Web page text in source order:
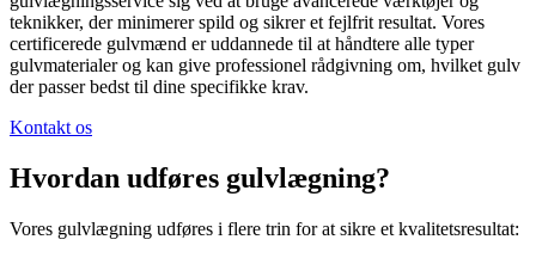
teknikker, der minimerer spild og sikrer et fejlfrit resultat. Vores
certificerede gulvmænd er uddannede til at håndtere alle typer
gulvmaterialer og kan give professionel rådgivning om, hvilket gulv
der passer bedst til dine specifikke krav.
Kontakt os
Hvordan udføres gulvlægning?
Vores gulvlægning udføres i flere trin for at sikre et kvalitetsresultat: